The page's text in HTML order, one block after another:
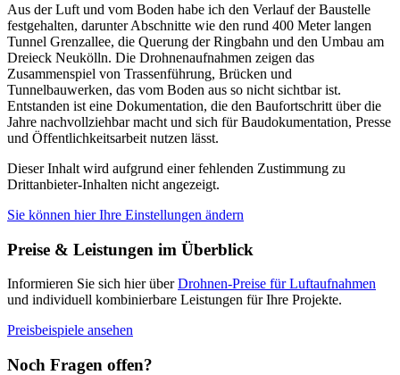
Aus der Luft und vom Boden habe ich den Verlauf der Baustelle
festgehalten, darunter Abschnitte wie den rund 400 Meter langen
Tunnel Grenzallee, die Querung der Ringbahn und den Umbau am
Dreieck Neukölln. Die Drohnenaufnahmen zeigen das
Zusammenspiel von Trassenführung, Brücken und
Tunnelbauwerken, das vom Boden aus so nicht sichtbar ist.
Entstanden ist eine Dokumentation, die den Baufortschritt über die
Jahre nachvollziehbar macht und sich für Baudokumentation, Presse
und Öffentlichkeitsarbeit nutzen lässt.
Dieser Inhalt wird aufgrund einer fehlenden Zustimmung zu
Drittanbieter-Inhalten nicht angezeigt.
Sie können hier Ihre Einstellungen ändern
Preise & Leistungen im Überblick
Informieren Sie sich hier überDrohnen-Preise für Luftaufnahmen
und individuell kombinierbare Leistungen für Ihre Projekte.
Preisbeispiele ansehen
Noch Fragen offen?